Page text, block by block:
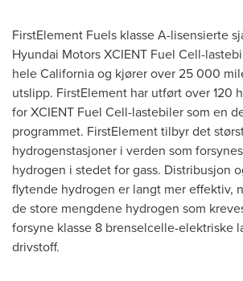
FirstElement Fuels klasse A-lisensierte
Hyundai Motors XCIENT Fuel Cell-
heleCaliforniaog kjører over 25 000
utslipp. FirstElement har utført over 120
for XCIENT Fuel Cell-lastebiler som en
programmet. FirstElement tilbyr det
hydrogenstasjoner i verden som
hydrogen i stedet for gass. Distribusjon
flytende hydrogen er langt mer effektiv,
de store mengdene hydrogen som
forsyne klasse 8 brenselcelle-elektriske
drivstoff.